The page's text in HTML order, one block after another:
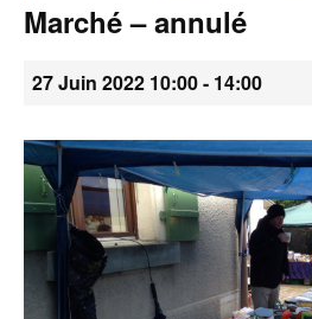
Canton
Marché – annulé
27 Juin 2022 10:00- 14:00